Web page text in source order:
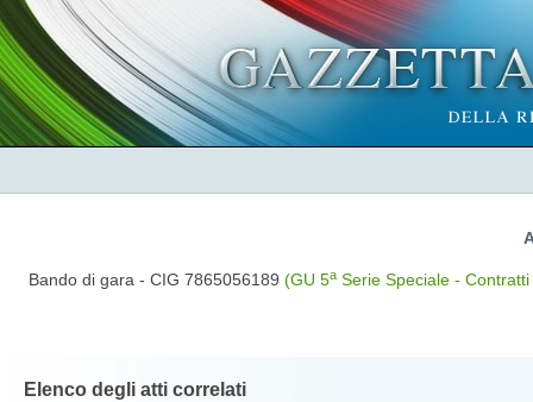
Bando di gara - CIG 7865056189 (GU 5a Serie Speciale -
Elenco degli atti correlati